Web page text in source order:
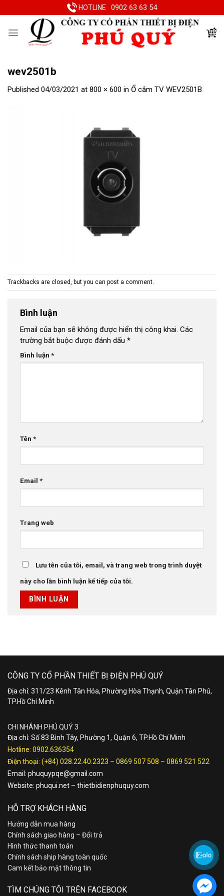
to
HOTLINE 0902 63 63 54
wev2501b
Published 04/03/2021 at 800 × 600 in Ổ cắm TV WEV2501B
Trackbacks are closed, but you can post a comment.
Bình luận
Email của bạn sẽ không được hiển thị công khai. Các
trường bắt buộc được đánh dấu *
Bình luận *
Tên *
Email *
Trang web
Lưu tên của tôi, email, và trang web trong trình duyệt
này cho lần bình luận kế tiếp của tôi.
CÔNG TY CỔ PHẦN THIẾT BỊ ĐIỆN PHÚ QUÝ
Địa chỉ: 311/23 Kênh Tân Hóa, Phường Hòa Thạnh, Quận Tân Phú,
TP.Hồ Chí Minh
CHI NHÁNH PHÚ QUÝ 3
Địa chỉ: Số 83 Bình Tây, Phường 1, Quận 6, TP.Hồ Chí Minh
Hotline: 0902.636354
Điện thoại: (+84) 028.22.40.2323 – 0869 507 508 – 0869 521 522
Email: phuquypqe@gmail.com
Website: phuqui.net – thietbidienphuquy.com
HỖ TRỢ KHÁCH HÀNG
Hướng dẫn mua hàng
Chính sách giao hàng – Đổi trả
Hình thức thanh toán
Chính sách ship hàng toàn quốc
Cam kết bảo mật thông tin
TÌM CHÚNG TÔI TRÊN FACEBOOK